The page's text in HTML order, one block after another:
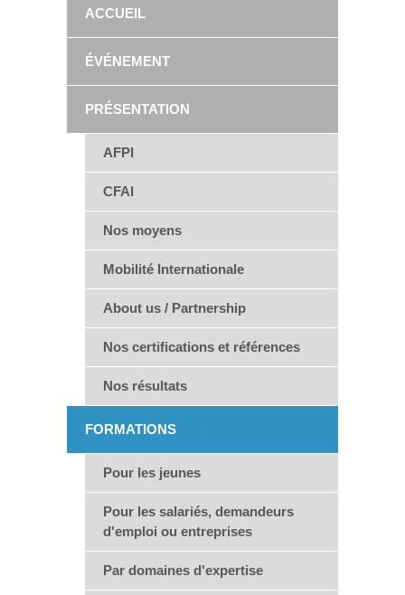
ACCUEIL
ÉVÉNEMENT
PRÉSENTATION
AFPI
CFAI
Nos moyens
Mobilité Internationale
About us / Partnership
Nos certifications et références
Nos résultats
FORMATIONS
Pour les jeunes
Pour les salariés, demandeurs
d'emploi ou entreprises
Par domaines d'expertise